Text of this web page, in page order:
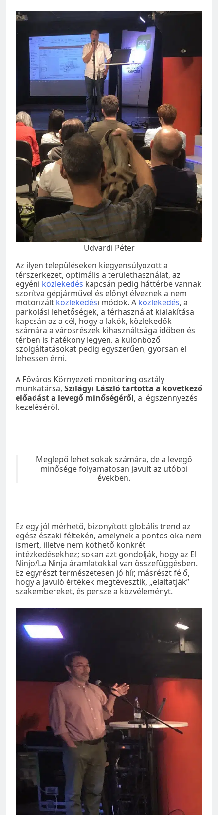
Udvardi Péter
Az ilyen településeken kiegyensúlyozott a
térszerkezet, optimális a területhasználat, az
egyéni közlekedés kapcsán pedig háttérbe vannak
szorítva gépjárművel és előnyt élveznek a nem
motorizált közlekedési módok. A közlekedés, a
parkolási lehetőségek, a térhasználat kialakítása
kapcsán az a cél, hogy a lakók, közlekedők
számára a városrészek kihasználtsága időben és
térben is hatékony legyen, a különböző
szolgáltatásokat pedig egyszerűen, gyorsan el
lehessen érni.
A Főváros Környezeti monitoring osztály
munkatársa, Szilágyi László tartotta a következő
előadást a levegő minőségéről, a légszennyezés
kezeléséről.
Meglepő lehet sokak számára, de a levegő
minősége folyamatosan javult az utóbbi
években.
Ez egy jól mérhető, bizonyított globális trend az
egész északi féltekén, amelynek a pontos oka nem
ismert, illetve nem köthető konkrét
intézkedésekhez; sokan azt gondolják, hogy az El
Ninjo/La Ninja áramlatokkal van összefüggésben.
Ez egyrészt természetesen jó hír, másrészt félő,
hogy a javuló értékek megtévesztik, „elaltatják”
szakembereket, és persze a közvéleményt.